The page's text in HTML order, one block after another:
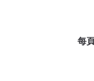
每